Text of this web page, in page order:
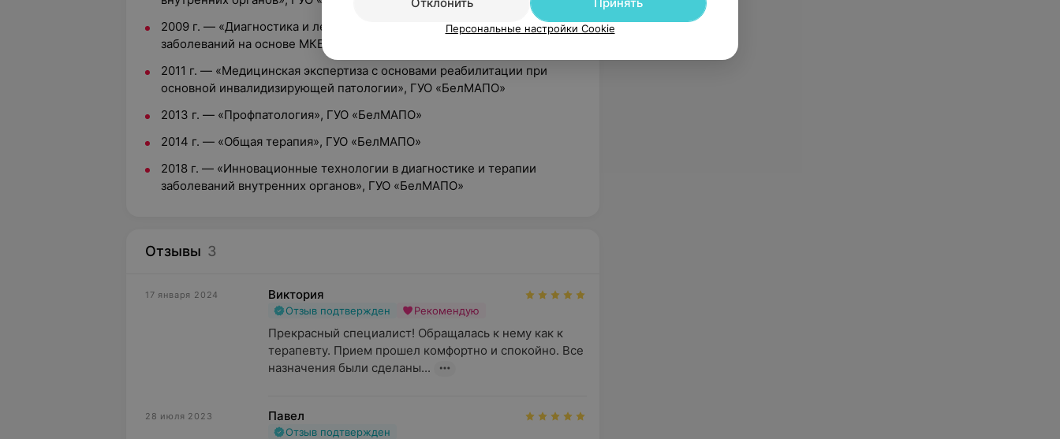
2009 г. — «Диагностика и лечение гастроэнтерологических
заболеваний на основе МКБ-10», ГУО «БелМАПО»
2011 г. — «Медицинская экспертиза с основами реабилитации при
основной инвалидизирующей патологии», ГУО «БелМАПО»
2013 г. — «Профпатология», ГУО «БелМАПО»
2014 г. — «Общая терапия», ГУО «БелМАПО»
2018 г. — «Инновационные технологии в диагностике и терапии
заболеваний внутренних органов», ГУО «БелМАПО»
Отзывы 3
17 января 2024 Виктория
Отзыв подтвержден Рекомендую
Прекрасный специалист! Обращалась к нему как к
терапевту. Прием прошел комфортно и спокойно. Все
назначения были сделаны...
28 июля 2023 Павел
Отзыв подтвержден
Персональные настройки Cookie